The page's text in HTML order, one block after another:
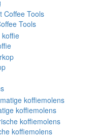
Tools
koffiemolens
koffiemolens